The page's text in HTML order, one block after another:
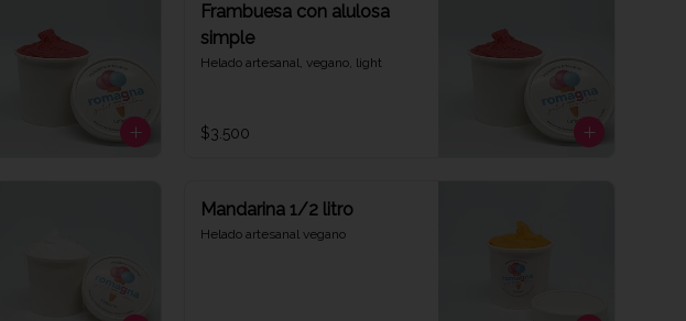
Frambuesa con alulosa
simple
Helado artesanal, vegano, light
$3.500
Mandarina 1/2 litro
Helado artesanal vegano